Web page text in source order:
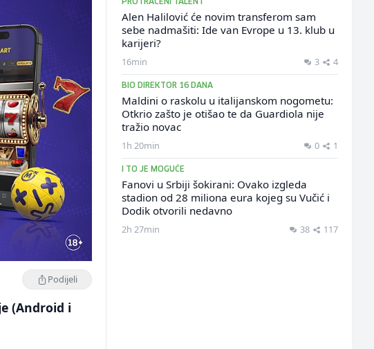
Podijeli
(Android i
PROTRAĆENI TALENT
Alen Halilović će novim transferom sam
sebe nadmašiti: Ide van Evrope u 13. klub u
karijeri?
16min 3 4
BIO DIREKTOR 16 DANA
Maldini o raskolu u italijanskom nogometu:
Otkrio zašto je otišao te da Guardiola nije
tražio novac
1h 20min 0 1
I TO JE MOGUĆE
Fanovi u Srbiji šokirani: Ovako izgleda
stadion od 28 miliona eura kojeg su Vučić i
Dodik otvorili nedavno
2h 27min 38 117